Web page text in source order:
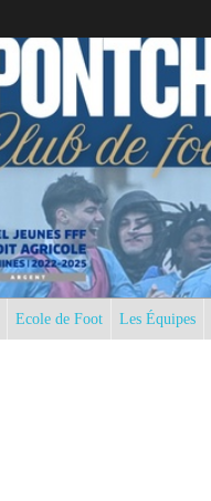
Ecole de Foot Les Équipes